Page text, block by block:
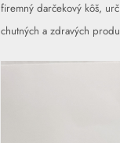
firemný darčekový kôš,
chutných a zdravých